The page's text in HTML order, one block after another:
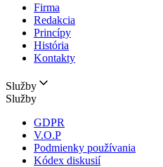
Firma
Redakcia
Princípy
História
Kontakty
Služby
Služby
GDPR
V.O.P
Podmienky používania
Kódex diskusií